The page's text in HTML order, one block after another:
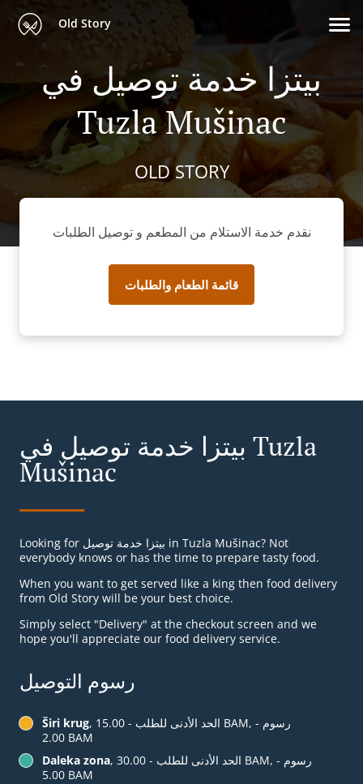
Old Story
بيتزا خدمة توصيل في
Tuzla Mušinac
OLD STORY
نقدم خدمة الاستلام من المطعم و توصيل الطلبات
قائمة الطعام والطلبات
بيتزا خدمة توصيل في Tuzla
Mušinac
Looking for بيتزا خدمة توصيل in Tuzla Mušinac? Not
everybody knows or has the time to prepare tasty food.
When you want to get served like a king then food delivery
from Old Story will be your best choice.
Simply select "Delivery" at the checkout screen and we
hope you'll appreciate our food delivery service.
رسوم التوصيل
Širi krug, الحد الأدنى للطلب - ‏15.00 BAM, رسوم -
‏2.00 BAM
Daleka zona, الحد الأدنى للطلب - ‏30.00 BAM, رسوم -
‏5.00 BAM